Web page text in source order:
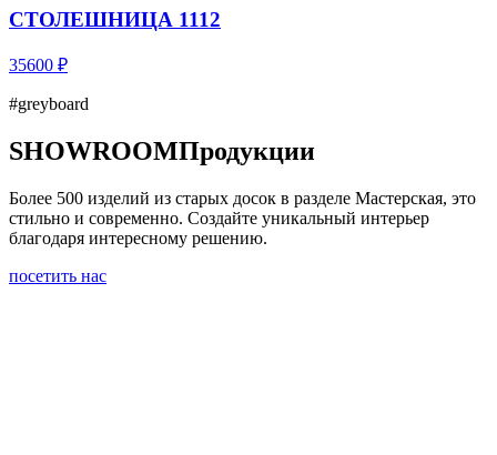
СТОЛЕШНИЦА 1112
35600 ₽
#greyboard
SHOWROOMПродукции
Более 500 изделий из старых досок в разделе Мастерская, это
стильно и современно. Создайте уникальный интерьер
благодаря интересному решению.
посетить нас